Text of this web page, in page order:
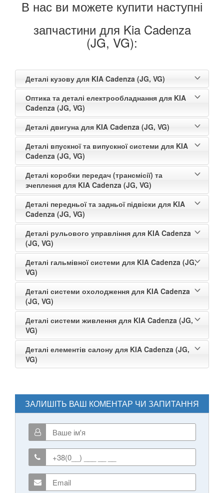
В нас ви можете купити наступні
запчастини для Kia Cadenza
(JG, VG):
Деталі кузову для KIA Cadenza (JG, VG)
Оптика та деталі електрообладнання для KIA
Cadenza (JG, VG)
Деталі двигуна для KIA Cadenza (JG, VG)
Деталі впускної та випускної системи для KIA
Cadenza (JG, VG)
Деталі коробки передач (трансмісії) та
зчеплення для KIA Cadenza (JG, VG)
Деталі передньої та задньої підвіски для KIA
Cadenza (JG, VG)
Деталі рульового управління для KIA Cadenza
(JG, VG)
Деталі гальмівної системи для KIA Cadenza (JG,
VG)
Деталі системи охолодження для KIA Cadenza
(JG, VG)
Деталі системи живлення для KIA Cadenza (JG,
VG)
Деталі елементів салону для KIA Cadenza (JG,
VG)
ЗАЛИШІТЬ ВАШ КОМЕНТАР ЧИ ЗАПИТАННЯ